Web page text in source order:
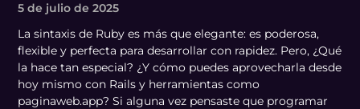
5 de julio de 2025
La sintaxis de Ruby es más que elegante: es poderosa,
flexible y perfecta para desarrollar con rapidez. Pero, ¿Qué
la hace tan especial? ¿Y cómo puedes aprovecharla desde
hoy mismo con Rails y herramientas como
paginaweb.app? Si alguna vez pensaste que programar